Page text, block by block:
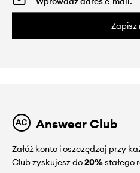
Zapisz
Answear Club
Załóż konto i oszczędzaj przy
Club zyskujesz do20%stałego